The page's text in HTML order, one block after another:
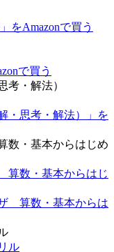
・解法）
・基本からはじめ